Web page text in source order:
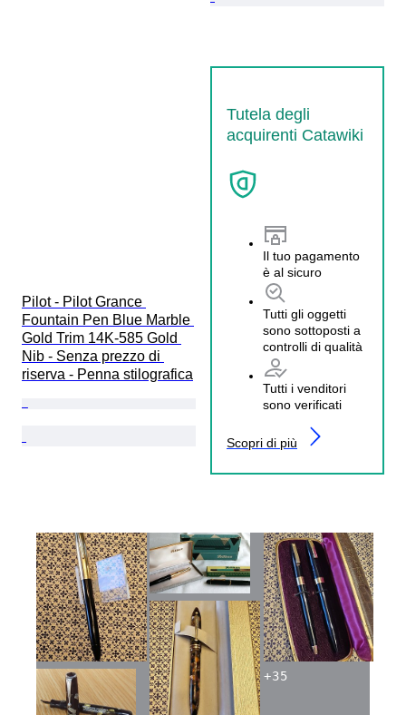
Pilot - Pilot Grance
Fountain Pen Blue Marble
Gold Trim 14K-585 Gold
Nib - Senza prezzo di
riserva - Penna stilografica
Tutela degli
acquirenti Catawiki
Il tuo pagamento
è al sicuro
Tutti gli oggetti
sono sottoposti a
controlli di qualità
Tutti i venditori
sono verificati
Scopri di più
+35